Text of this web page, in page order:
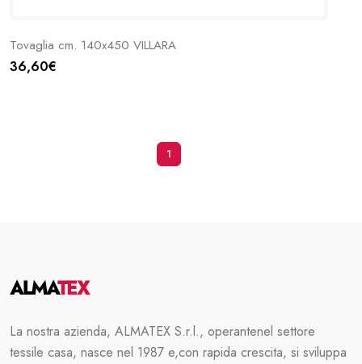
Tovaglia cm. 140x450 VILLARA
36,60€
1
La nostra azienda, ALMATEX S.r.l., operantenel settore
tessile casa, nasce nel 1987 e,con rapida crescita, si sviluppa